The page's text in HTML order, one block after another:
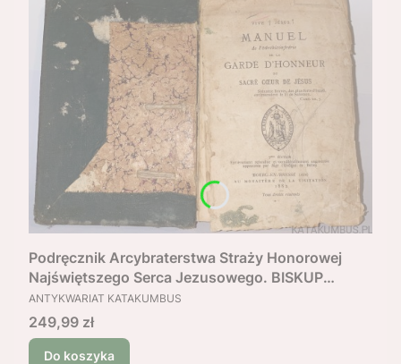
Podręcznik Arcybraterstwa Straży Honorowej
Najświętszego Serca Jezusowego. BISKUP
BELLEY. 1882 r. (j. francuski)
PRODUCENT
ANTYKWARIAT KATAKUMBUS
Cena
249,99 zł
Do koszyka